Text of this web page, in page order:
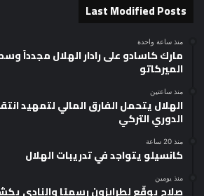
Last Modified Posts
منذ ساعة واحدة
مارك كاسادو على رادار الهلال مجدداً
الميركاتو
منذ ساعتين
الهلال يتحمل الفارق المالي لتمهيد
الدوري التركي
منذ 20 ساعة
كانسيلو يتواجد في تدريبات الهلال
منذ يومين
صلاح يوقّع لطرابزون رسميًا والنادي